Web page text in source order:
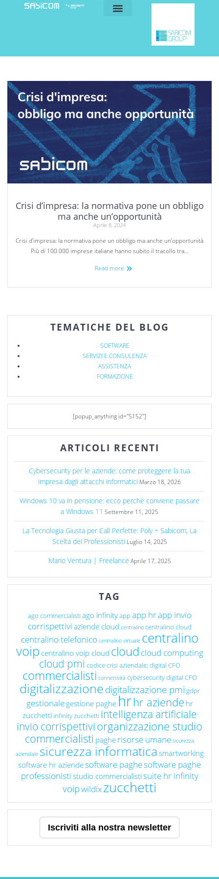
Crisi d’impresa: la normativa pone un obbligo
ma anche un’opportunità
Aprile 8, 2024
Crisi d’impresa: la normativa pone un obbligo ma anche un’opportunità
Più di 100.000 imprese italiane hanno subito il tracollo tra…
Read more
TEMATICHE DEL BLOG
SOFTWARE
SERVIZI E CONSULENZA
ASSISTENZA
FORMAZIONE
[popup_anything id="5152"]
ARTICOLI RECENTI
Cybersecurity per le aziende: come proteggere la tua
impresa dagli attacchi informatici Marzo 18, 2026
Windows 10 va in pensione: ecco perchè conviene passare
a Windows 11 Settembre 11, 2025
La Tecnologia Giusta per Call Perfette: Poly + Sabicom, La
Scelta dei Professionisti Luglio 14, 2025
Mario Ventura | Freelance Aprile 17, 2025
TAG
ago commercialisti ago infinityapp app hrapp invio
corrispettivi aziende cloud centralino centralino cloud
centralino telefonico centralino virtuale centralino
voip centralino voip cloud cloud cloud computing
cloud pmi codice crisi aziendale; digital CFO
commercialisti connettività cybersecuritydigital CFO
digitalizzazionedigitalizzazione pmi gdpr
gestionale gestione paghe hrhr aziende hr
zucchetti infinity zucchetti intelligenza artificiale
invio corrispettivi organizzazione studio
commercialisti paghe risorse umane sicurezza
aziendale sicurezza informatica smartworking
software hr aziendesoftware paghesoftware paghe
professionisti studio commercialisti suite hr infinity
voipwildixzucchetti
Iscriviti alla nostra newsletter